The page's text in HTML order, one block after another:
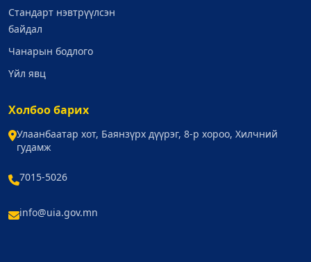
Стандарт нэвтрүүлсэн
байдал
Чанарын бодлого
Үйл явц
Холбоо барих
Улаанбаатар хот, Баянзүрх дүүрэг, 8-р хороо, Хилчний
гудамж
7015-5026
info@uia.gov.mn